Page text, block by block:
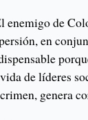
enemigo de
en
de líderes
genera